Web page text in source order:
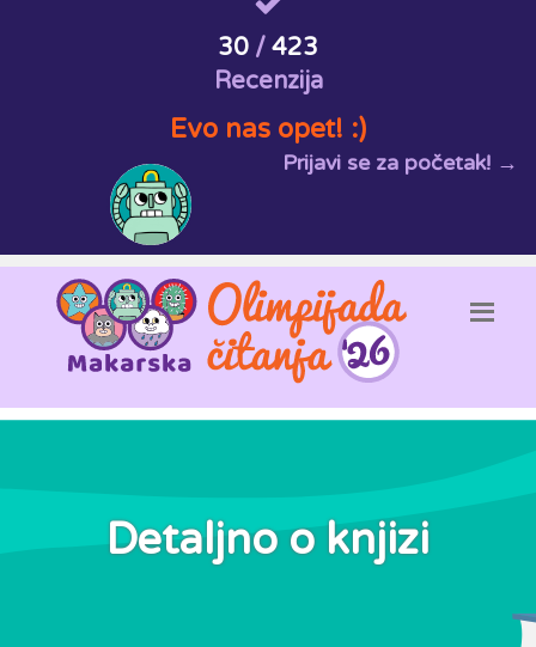
30 / 423
Recenzija
Evo nas opet! :)
Prijavi se za početak! →
Detaljno o knjizi